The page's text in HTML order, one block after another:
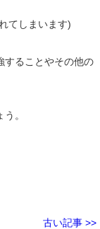
てしまいます)
することやその他の
。
古い記事 >>